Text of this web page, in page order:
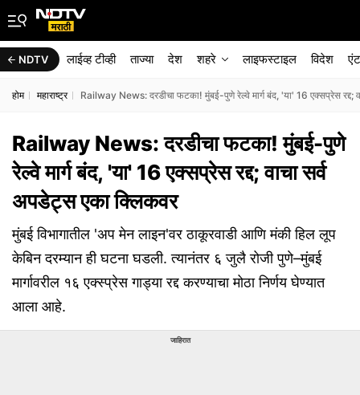
NDTV लाईव्ह टीव्ही ताज्या देश शहरे लाइफस्टाइल विदेश
होम महाराष्ट्र Railway News: दरडीचा फटका! मुंबई-पुणे रेल्वे मार्ग बंद, 'या' 16 एक्सप्रेस रद्द;
Railway News: दरडीचा फटका! मुंबई-पुणे
रेल्वे मार्ग बंद, 'या' 16 एक्सप्रेस रद्द; वाचा सर्व
अपडेट्स एका क्लिकवर
मुंबई विभागातील 'अप मेन लाइन'वर ठाकूरवाडी आणि मंकी हिल लूप
केबिन दरम्यान ही घटना घडली. त्यानंतर ६ जुलै रोजी पुणे–मुंबई
मार्गावरील १६ एक्स्प्रेस गाड्या रद्द करण्याचा मोठा निर्णय घेण्यात
आला आहे.
जाहिरात